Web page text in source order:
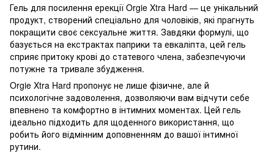
Гель для посилення ерекції Orgie Xtra Hard — це унікальний
продукт, створений спеціально для чоловіків, які прагнуть
покращити своє сексуальне життя. Завдяки формулі, що
базується на екстрактах паприки та евкаліпта, цей гель
сприяє притоку крові до статевого члена, забезпечуючи
потужне та тривале збудження.
Orgie Xtra Hard пропонує не лише фізичне, але й
психологічне задоволення, дозволяючи вам відчути себе
впевнено та комфортно в інтимних моментах. Цей гель
ідеально підходить для щоденного використання, що
робить його відмінним доповненням до вашої інтимної
рутини.